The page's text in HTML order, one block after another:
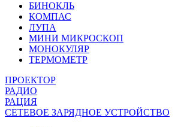
БИНОКЛЬ
КОМПАС
ЛУПА
МИНИ МИКРОСКОП
МОНОКУЛЯР
ТЕРМОМЕТР
ПРОЕКТОР
РАДИО
РАЦИЯ
СЕТЕВОЕ ЗАРЯДНОЕ УСТРОЙСТВО